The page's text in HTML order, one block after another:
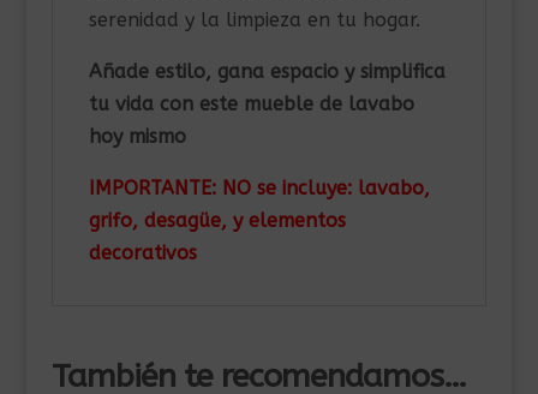
serenidad y la limpieza en tu hogar.
Añade estilo, gana espacio y simplifica
tu vida con este mueble de lavabo
hoy mismo
IMPORTANTE: NO se incluye: lavabo,
grifo, desagüe, y elementos
decorativos
También te recomendamos…